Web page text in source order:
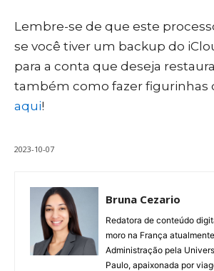
Lembre-se de que este
se você tiver um backup do
para a conta que deseja
também como fazer figurinhas
aqui!
2023-10-07
Bruna Cezario
Redatora de conteúdo
moro na França
Administração pela
Paulo, apaixonada por